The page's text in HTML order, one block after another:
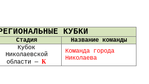
КУБКИ
Стадия Название команды
Кубок
Николаевской
области —К
Команда города
Николаева